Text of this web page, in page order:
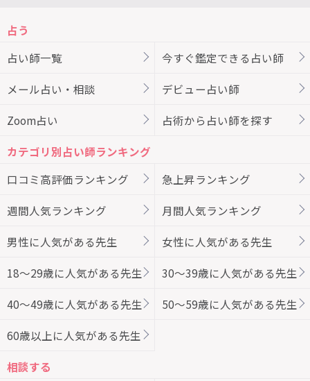
占う
占い師一覧
今すぐ鑑定できる占い師
メール占い・相談 デビュー占い師
Zoom占い 占術から占い師を探す
カテゴリ別占い師ランキング
口コミ高評価ランキング
急上昇ランキング
週間人気ランキング 月間人気ランキング
男性に人気がある先生 女性に人気がある先生
18～29歳に人気がある先生 30～39歳に人気がある先生
40～49歳に人気がある先生 50～59歳に人気がある先生
60歳以上に人気がある先生
相談する